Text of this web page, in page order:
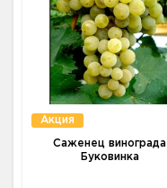
Акция
Саженец винограда
Буковинка